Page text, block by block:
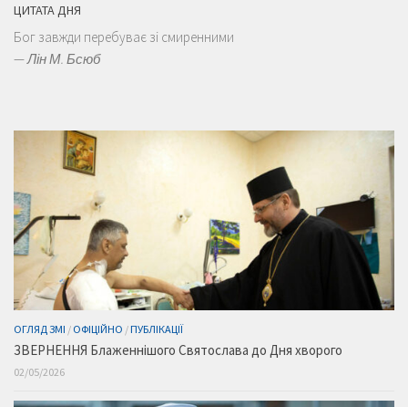
ЦИТАТА ДНЯ
Бог завжди перебуває зі смиренними
—Лін М. Бсюб
ОГЛЯД ЗМІ / ОФІЦІЙНО /ПУБЛІКАЦІЇ
ЗВЕРНЕННЯ Блаженнішого Святослава до Дня хворого
02/05/2026